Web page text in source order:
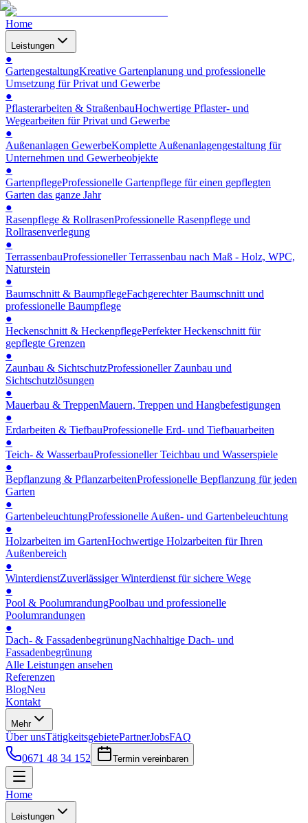
Home
Leistungen
●
GartengestaltungKreative Gartenplanung und professionelle
Umsetzung für Privat und Gewerbe
●
Pflasterarbeiten & StraßenbauHochwertige Pflaster- und
Wegearbeiten für Privat und Gewerbe
●
Außenanlagen GewerbeKomplette Außenanlagengestaltung für
Unternehmen und Gewerbeobjekte
●
GartenpflegeProfessionelle Gartenpflege für einen gepflegten
Garten das ganze Jahr
●
Rasenpflege & RollrasenProfessionelle Rasenpflege und
Rollrasenverlegung
●
TerrassenbauProfessioneller Terrassenbau nach Maß - Holz, WPC,
Naturstein
●
Baumschnitt & BaumpflegeFachgerechter Baumschnitt und
professionelle Baumpflege
●
Heckenschnitt & HeckenpflegePerfekter Heckenschnitt für
gepflegte Grenzen
●
Zaunbau & SichtschutzProfessioneller Zaunbau und
Sichtschutzlösungen
●
Mauerbau & TreppenMauern, Treppen und Hangbefestigungen
●
Erdarbeiten & TiefbauProfessionelle Erd- und Tiefbauarbeiten
●
Teich- & WasserbauProfessioneller Teichbau und Wasserspiele
●
Bepflanzung & PflanzarbeitenProfessionelle Bepflanzung für jeden
Garten
●
GartenbeleuchtungProfessionelle Außen- und Gartenbeleuchtung
●
Holzarbeiten im GartenHochwertige Holzarbeiten für Ihren
Außenbereich
●
WinterdienstZuverlässiger Winterdienst für sichere Wege
●
Pool & PoolumrandungPoolbau und professionelle
Poolumrandungen
●
Dach- & FassadenbegrünungNachhaltige Dach- und
Fassadenbegrünung
Alle Leistungen ansehen
Referenzen
BlogNeu
Kontakt
Mehr
Über unsTätigkeitsgebietePartnerJobsFAQ
0671 48 34 152
Termin vereinbaren
Home
Leistungen